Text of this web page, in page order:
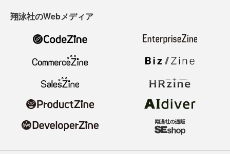
翔泳社のWebメディア